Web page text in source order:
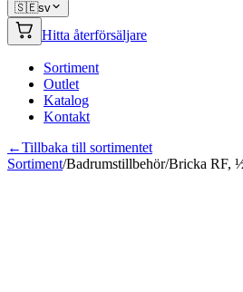
🇸🇪sv
Hitta återförsäljare
Sortiment
Outlet
Katalog
Kontakt
←Tillbaka till sortimentet
Sortiment/Badrumstillbehör/Bricka RF,